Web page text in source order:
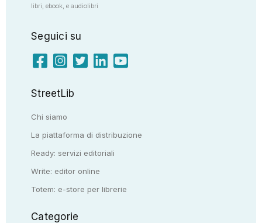
libri, ebook, e audiolibri
Seguici su
StreetLib
Chi siamo
La piattaforma di distribuzione
Ready: servizi editoriali
Write: editor online
Totem: e-store per librerie
Categorie